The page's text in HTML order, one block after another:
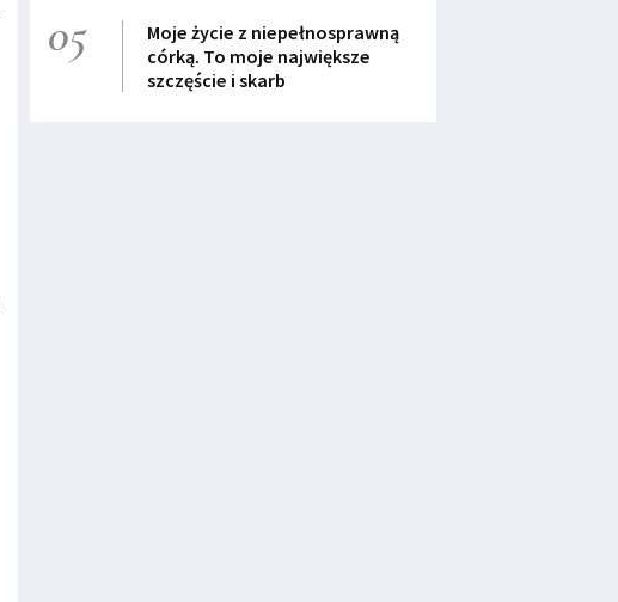
05
Moje życie z niepełnosprawną
córką. To moje największe
szczęście i skarb